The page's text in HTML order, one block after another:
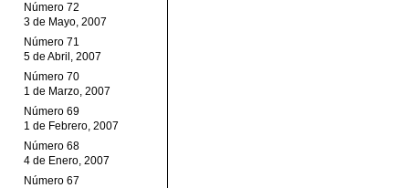
Número 72
3 de Mayo, 2007
Número 71
5 de Abril, 2007
Número 70
1 de Marzo, 2007
Número 69
1 de Febrero, 2007
Número 68
4 de Enero, 2007
Número 67